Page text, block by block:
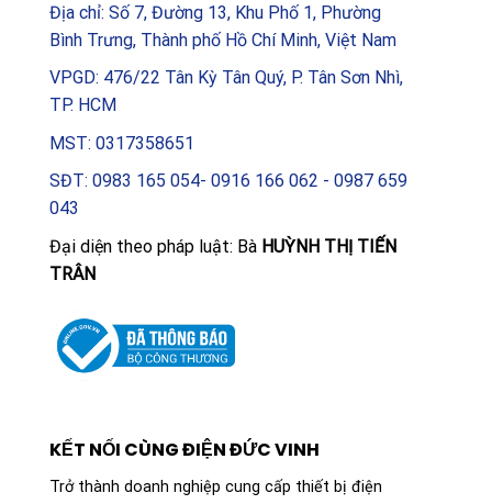
Địa chỉ: Số 7, Đường 13, Khu Phố 1, Phường
Bình Trưng, Thành phố Hồ Chí Minh, Việt Nam
VPGD: 476/22 Tân Kỳ Tân Quý, P. Tân Sơn Nhì,
TP. HCM
MST: 0317358651
SĐT: 0983 165 054- 0916 166 062 - 0987 659
043
Đại diện theo pháp luật: Bà HUỲNH THỊ TIẾN
TRÂN
KẾT NỐI CÙNG ĐIỆN ĐỨC VINH
Trở thành doanh nghiệp cung cấp thiết bị điện